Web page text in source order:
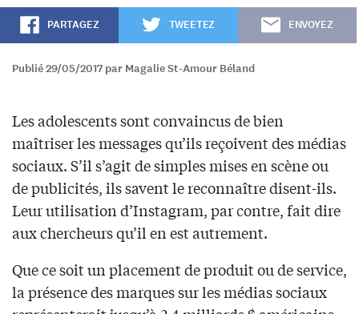
PARTAGEZ TWEETEZ ENVOYEZ
Publié 29/05/2017 par Magalie St-Amour Béland
Les adolescents sont convaincus de bien
maîtriser les messages qu’ils reçoivent des médias
sociaux. S’il s’agit de simples mises en scène ou
de publicités, ils savent le reconnaître disent-ils.
Leur utilisation d’Instagram, par contre, fait dire
aux chercheurs qu’il en est autrement.
Que ce soit un placement de produit ou de service,
la présence des marques sur les médias sociaux